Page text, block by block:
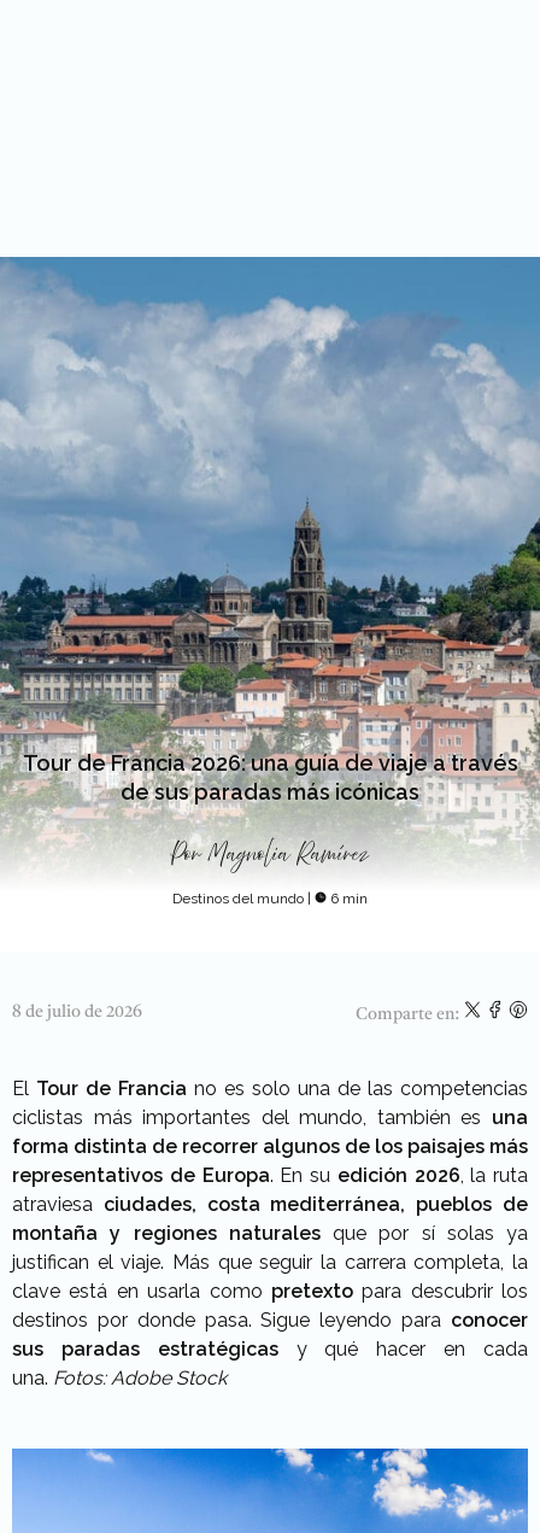
Tour de Francia 2026: una guía de viaje a través
de sus paradas más icónicas
Por Magnolia Ramírez
Destinos del mundo 6 min
8 de julio de 2026 Comparte en:
El Tour de Francia no es solo una de las competencias
ciclistas más importantes del mundo, también es una
forma distinta de recorrer algunos de los paisajes más
representativos de Europa. En su edición 2026, la ruta
atraviesa ciudades, costa mediterránea, pueblos de
montaña y regiones naturalesque por sí solas ya
justifican el viaje. Más que seguir la carrera completa, la
clave está en usarla como pretextopara descubrir los
destinos por donde pasa. Sigue leyendo para conocer
sus paradas estratégicas y qué hacer en cada
una. Fotos: Adobe Stock